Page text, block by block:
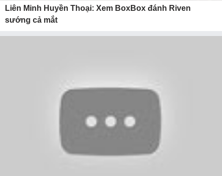
Liên Minh Huyền Thoại: Xem BoxBox đánh Riven
sướng cả mắt